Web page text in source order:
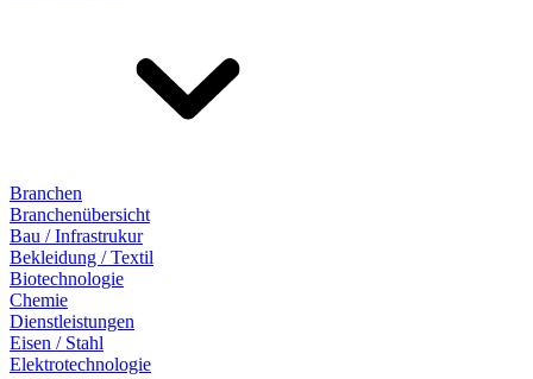
Branchen
Branchenübersicht
Bau / Infrastrukur
Bekleidung / Textil
Biotechnologie
Chemie
Dienstleistungen
Eisen / Stahl
Elektrotechnologie